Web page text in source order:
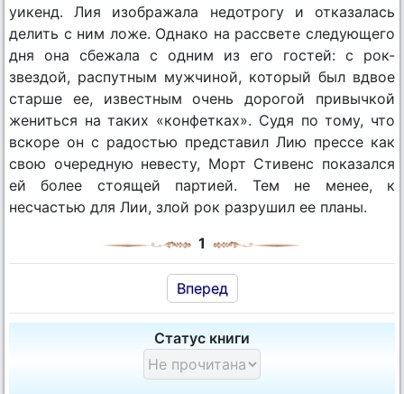
уикенд. Лия изображала недотрогу и отказалась
делить с ним ложе. Однако на рассвете следующего
дня она сбежала с одним из его гостей: с рок-
звездой, распутным мужчиной, который был вдвое
старше ее, известным очень дорогой привычкой
жениться на таких «конфетках». Судя по тому, что
вскоре он с радостью представил Лию прессе как
свою очередную невесту, Морт Стивенс показался
ей более стоящей партией. Тем не менее, к
несчастью для Лии, злой рок разрушил ее планы.
1
Вперед
Статус книги